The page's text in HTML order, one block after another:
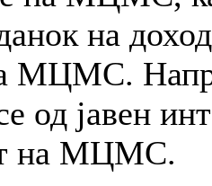
на
МЦМС.
јавен
на МЦМС.